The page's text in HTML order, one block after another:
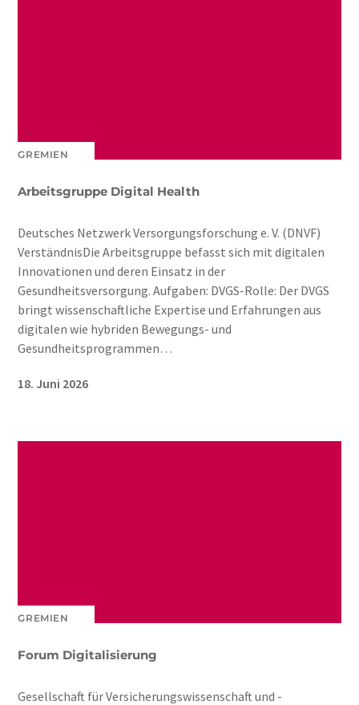
GREMIEN
Arbeitsgruppe Digital Health
Deutsches Netzwerk Versorgungsforschung e. V. (DNVF)
VerständnisDie Arbeitsgruppe befasst sich mit digitalen
Innovationen und deren Einsatz in der
Gesundheitsversorgung. Aufgaben: DVGS-Rolle: Der DVGS
bringt wissenschaftliche Expertise und Erfahrungen aus
digitalen wie hybriden Bewegungs- und
Gesundheitsprogrammen…
18. Juni 2026
GREMIEN
Forum Digitalisierung
Gesellschaft für Versicherungswissenschaft und -